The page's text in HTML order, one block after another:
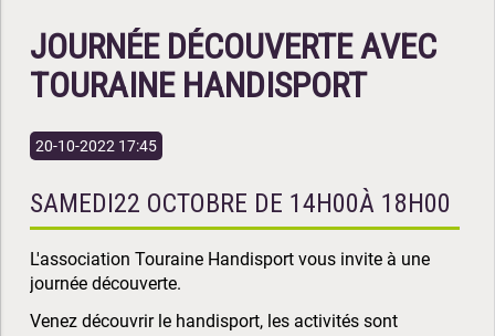
JOURNÉE DÉCOUVERTE AVEC
TOURAINE HANDISPORT
20-10-2022 17:45
SAMEDI22 OCTOBRE DE 14H00À 18H00
L'association Touraine Handisport vous invite à une
journée découverte.
Venez découvrir le handisport, les activités sont